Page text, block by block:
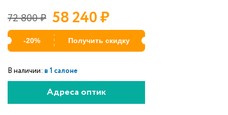
72 800₽ 58 240₽
-20% Получить скидку
В наличии: в 1 салоне
Адреса оптик